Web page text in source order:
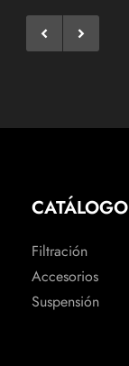
CATÁLOGO
Filtración
Accesorios
Suspensión